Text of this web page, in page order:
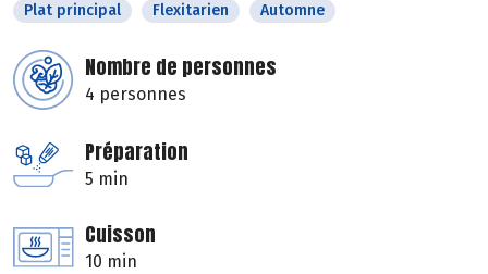
Plat principal Flexitarien Automne
Nombre de personnes
4 personnes
Préparation
5 min
Cuisson
10 min